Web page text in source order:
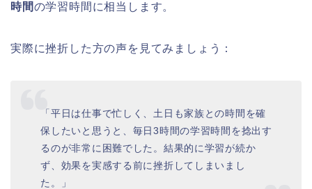
時間の学習時間に相当します。
実際に挫折した方の声を見てみましょう：
「平日は仕事で忙しく、土日も家族との時間を確
保したいと思うと、毎日3時間の学習時間を捻出す
るのが非常に困難でした。結果的に学習が続か
ず、効果を実感する前に挫折してしまいまし
た。」